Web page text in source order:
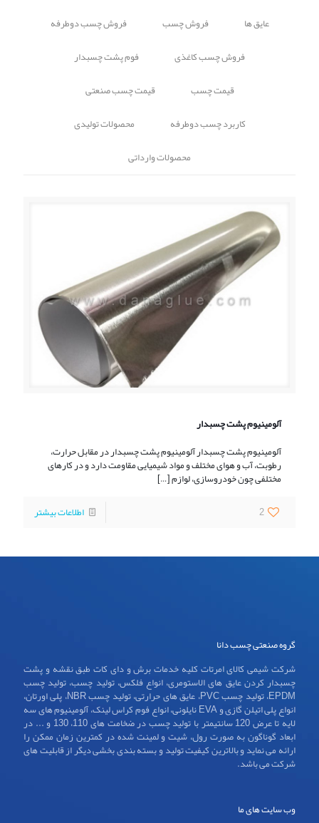
عایق ها
فروش چسب
فروش چسب دوطرفه
فروش چسب کاغذی
فوم پشت چسبدار
قیمت چسب
قیمت چسب صنعتی
کاربرد چسب دوطرفه
محصولات تولیدی
محصولات وارداتی
آلومینیوم پشت چسبدار
آلومینیوم پشت چسبدار آلومینیوم پشت چسبدار در مقابل حرارت،
رطوبت، آب و هوای مختلف و مواد شیمیایی مقاومت دارد و در کارهای
مختلفی چون خودروسازی، لوازم[…]
2
اطلاعات بیشتر
گروه صنعتی چسب دانا
شرکت شیمی کالای امرتات کلیه خدمات برش و دای کات طبق نقشه و پشت
چسبدار کردن عایق های الاستومری، انواع فلکس، تولید چسب، تولید چسب
EPDM، تولید چسب PVC، عایق های حرارتی، تولید چسب NBR، پلی اورتان،
انواع پلی اتیلن گازی و EVA نایلونی، انواع فوم کراس لینک، آلومینیوم های سه
لایه تا عرض 120 سانتیمتر با تولید چسب در ضخامت های 110، 130 و ... در
ابعاد گوناگون به صورت رول، شیت و لمینت شده در کمترین زمان ممکن را
ارائه می نماید و بالاترین کیفیت تولید و بسته بندی بخشی دیگر از قابلیت های
شرکت می باشد.
وب سایت های ما